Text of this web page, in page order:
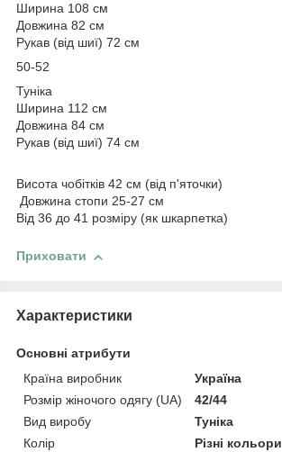
Ширина 108 см
Довжина 82 см
Рукав (від шиї) 72 см
50-52
Туніка
Ширина 112 см
Довжина 84 см
Рукав (від шиї) 74 см
Висота чобітків 42 см (від п'яточки)
Довжина стопи 25-27 см
Від 36 до 41 розміру (як шкарпетка)
Приховати
Характеристики
Основні атрибути
Країна виробник
Україна
Розмір жіночого одягу (UA)
42/44
Вид виробу
Туніка
Колір
Різні кольори